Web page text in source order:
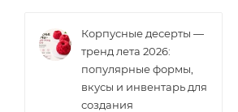
Корпусные десерты —
тренд лета 2026:
популярные формы,
вкусы и инвентарь для
создания